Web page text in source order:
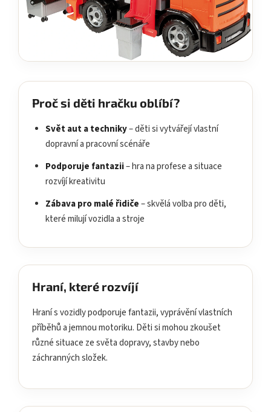
Proč si děti hračku oblíbí?
Svět aut a techniky– děti si vytvářejí vlastní
dopravní a pracovní scénáře
Podporuje fantazii– hra na profese a situace
rozvíjí kreativitu
Zábava pro malé řidiče– skvělá volba pro děti,
které milují vozidla a stroje
Hraní, které rozvíjí
Hraní s vozidly podporuje fantazii, vyprávění vlastních
příběhů a jemnou motoriku. Děti si mohou zkoušet
různé situace ze světa dopravy, stavby nebo
záchranných složek.